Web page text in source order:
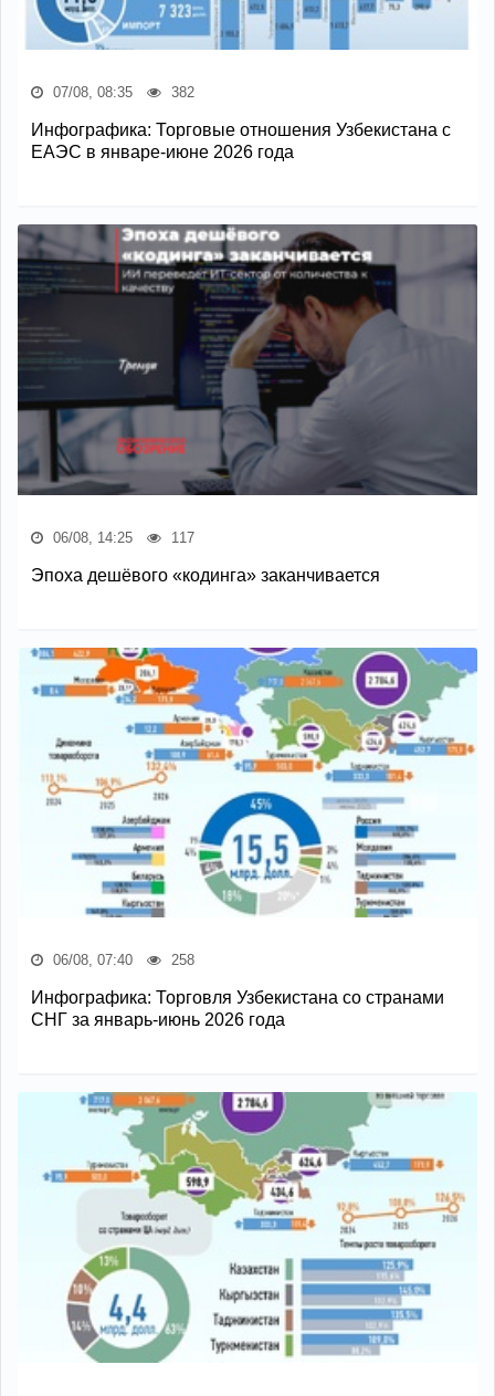
07/08, 08:35 382
Инфографика: Торговые отношения Узбекистана с
ЕАЭС в январе-июне 2026 года
06/08, 14:25 117
Эпоха дешёвого «кодинга» заканчивается
06/08, 07:40 258
Инфографика: Торговля Узбекистана со странами
СНГ за январь-июнь 2026 года